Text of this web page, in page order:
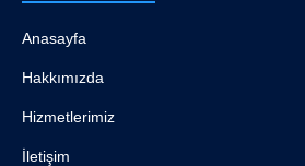
Anasayfa
Hakkımızda
Hizmetlerimiz
İletişim